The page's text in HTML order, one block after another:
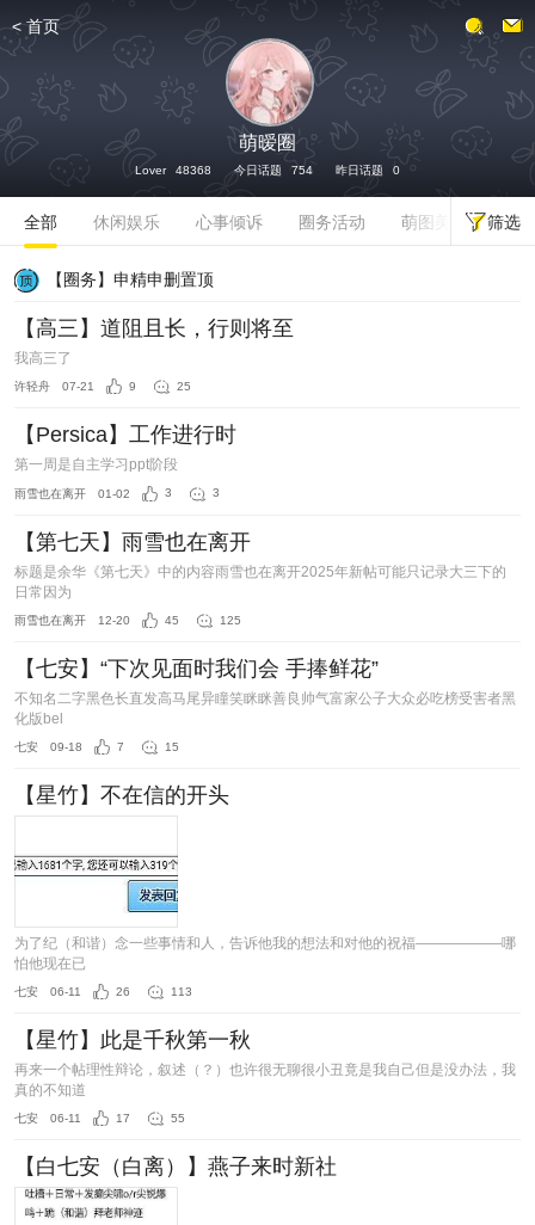
发话题
萌暧圈
Lover 48368 今日话题 754 昨日话题 0
全部 休闲娱乐 心事倾诉 圈务活动 萌图美文 筛选
【圈务】申精申删置顶
【高三】道阻且长，行则将至
我高三了
许轻舟 07-21 9 25
【Persica】工作进行时
第一周是自主学习ppt阶段
雨雪也在离开 01-02 3 3
【第七天】雨雪也在离开
标题是余华《第七天》中的内容雨雪也在离开2025年新帖可能只记录大三下的
日常因为
雨雪也在离开 12-20 45 125
【七安】“下次见面时我们会 手捧鲜花”
不知名二字黑色长直发高马尾异瞳笑眯眯善良帅气富家公子大众必吃榜受害者黑
化版bel
七安 09-18 7 15
【星竹】不在信的开头
为了纪（和谐）念一些事情和人，告诉他我的想法和对他的祝福——————哪
怕他现在已
七安 06-11 26 113
【星竹】此是千秋第一秋
再来一个帖理性辩论，叙述（？）也许很无聊很小丑竟是我自己但是没办法，我
真的不知道
七安 06-11 17 55
【白七安（白离）】燕子来时新社
<首页